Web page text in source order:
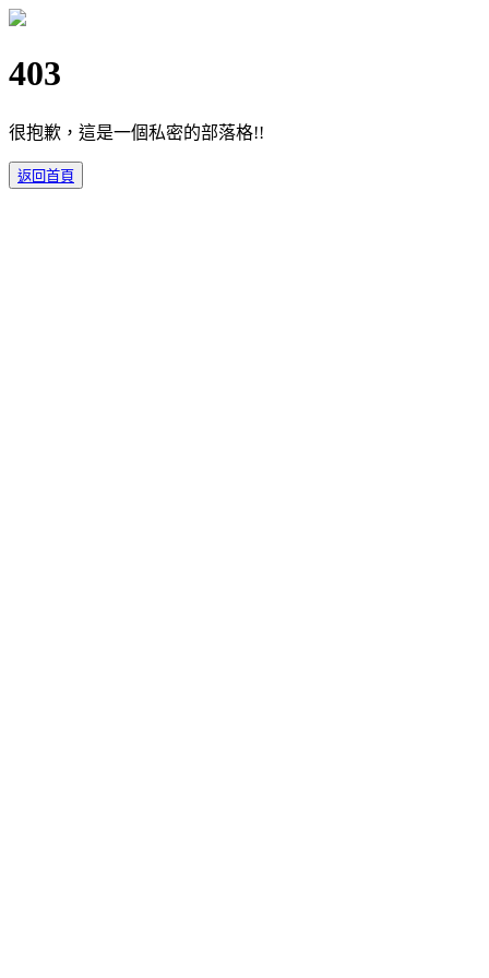
403
很抱歉，這是一個私密的部落格!!
返回首頁